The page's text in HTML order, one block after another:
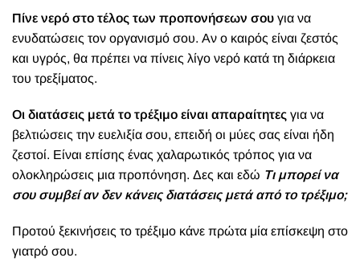
Πίνε νερό στο τέλος των προπονήσεων σου για να
ενυδατώσεις τον οργανισμό σου. Αν ο καιρός είναι ζεστός
και υγρός, θα πρέπει να πίνεις λίγο νερό κατά τη διάρκεια
του τρεξίματος.
Οι διατάσεις μετά το τρέξιμο είναι απαραίτητες για να
βελτιώσεις την ευελιξία σου, επειδή οι μύες σας είναι ήδη
ζεστοί. Είναι επίσης ένας χαλαρωτικός τρόπος για να
ολοκληρώσεις μια προπόνηση. Δες και εδώ Τι μπορεί να
σου συμβεί αν δεν κάνεις διατάσεις μετά από το τρέξιμο;
Προτού ξεκινήσεις το τρέξιμο κάνε πρώτα μία επίσκεψη στο
γιατρό σου.